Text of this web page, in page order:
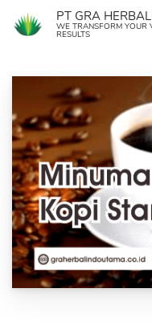
PT GRA
WE TRANSFORM YOUR
RESULTS